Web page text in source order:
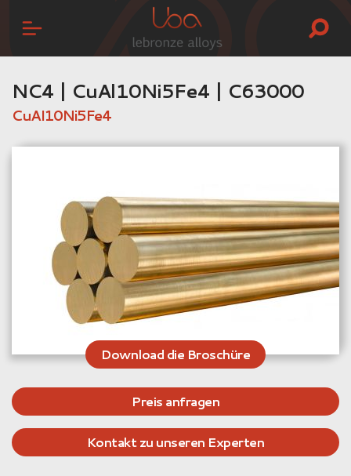
NC4 | CuAl10Ni5Fe4 | C63000
CuAl10Ni5Fe4
Download die Broschüre
Preis anfragen
Kontakt zu unseren Experten